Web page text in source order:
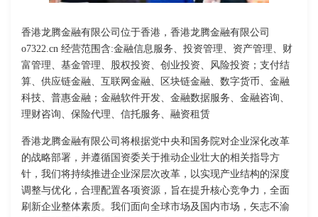
香港龙腾金融有限公司位于香港，香港龙腾金融有限公司
o7322.cn 经营范围含:金融信息服务、投资管理、资产管理、财
富管理、基金管理、股权投资、创业投资、风险投资；支付结
算、供应链金融、互联网金融、区块链金融、数字货币、金融
科技、普惠金融；金融软件开发、金融数据服务、金融咨询、
理财咨询、保险代理、信托服务、融资租赁
香港龙腾金融有限公司将根据党中央和国务院对企业深化改革
的战略部署，并遵循国资委关于推动企业壮大的相关指导方
针，我们将持续推进企业深层次改革，以实现产业结构的深度
调整与优化，合理配置各项资源，旨在提升核心竞争力，全面
刷新企业整体素质。我们面向全球市场及国内市场，矢志不渝